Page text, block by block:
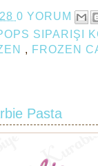
0 YORUM
SIPARIŞI
, FROZEN
Pasta